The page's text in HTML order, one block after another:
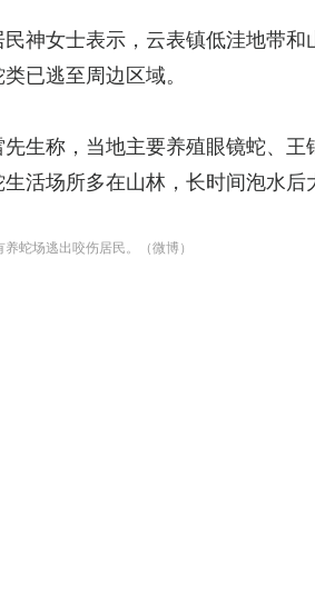
神女士表示，云表镇低洼地带
已逃至周边区域。
生称，当地主要养殖眼镜蛇、
活场所多在山林，长时间泡水后
蛇场逃出咬伤居民。（微博）